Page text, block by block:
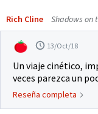
Rich Cline Shadows on
13/Oct/18
Un viaje cinético,
veces parezca un
Reseña completa